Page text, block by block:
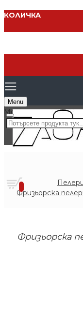
КОЛИЧКА
Menu
0 продукта - €
0
Фризьорска
Фризьорска